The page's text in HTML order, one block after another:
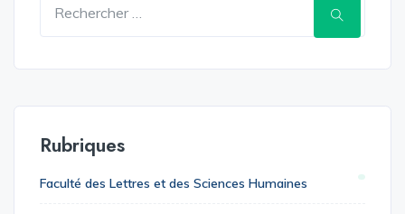
Rubriques
Faculté des Lettres et des Sciences Humaines